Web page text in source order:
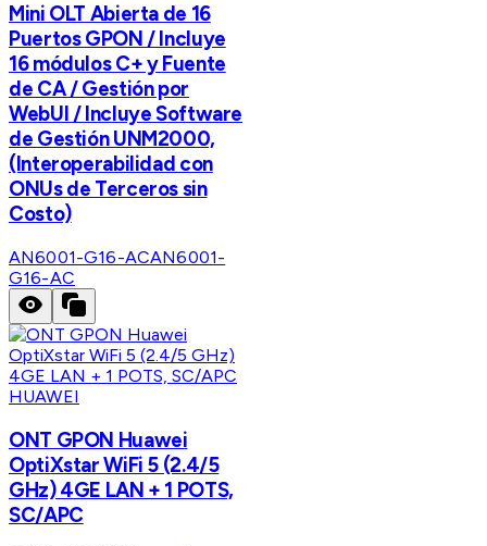
Mini OLT Abierta de 16
Puertos GPON / Incluye
16 módulos C+ y Fuente
de CA / Gestión por
WebUI / Incluye Software
de Gestión UNM2000,
(Interoperabilidad con
ONUs de Terceros sin
Costo)
AN6001-G16-ACAN6001-
G16-AC
HUAWEI
ONT GPON Huawei
OptiXstar WiFi 5 (2.4/5
GHz) 4GE LAN + 1 POTS,
SC/APC